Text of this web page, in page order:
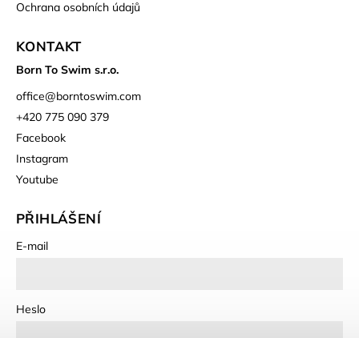
Ochrana osobních údajů
KONTAKT
Born To Swim s.r.o.
office@borntoswim.com
+420 775 090 379
Facebook
Instagram
Youtube
PŘIHLÁŠENÍ
E-mail
Heslo